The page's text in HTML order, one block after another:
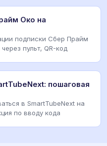
Око на
подписки Сбер Прайм
пульт, QR-код
пошаговая
в SmartTubeNext на
по вводу кода